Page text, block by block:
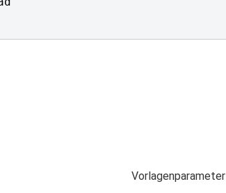
Vorlagenparameter